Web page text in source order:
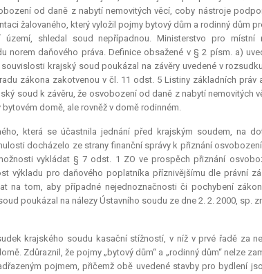
od daně z nabytí nemovitých věcí, coby nástroje
žalovaného, který vyložil pojmy bytový dům a rodinný dům
území, shledal soud nepřípadnou. Ministerstvo pro
norem daňového práva. Definice obsažené v § 2 písm. a)
krajský soud poukázal na závěry uvedené v
zákona zakotvenou v čl. 11 odst. 5 Listiny základních
soud k závěru, že osvobození od daně z nabytí nemovitých
domě, ale rovněž v domě rodinném.
která se účastnila jednání před krajským soudem, na
docházelo ze strany finanční správy k přiznání
vykládat § 7 odst. 1 ZO ve prospěch přiznání
výkladu pro daňového poplatníka příznivějšímu dle právní
na tom, aby případné nejednoznačnosti či pochybení
poukázal na nálezy Ústavního soudu ze dne 2. 2. 2000, sp.
krajského soudu kasační stížností, v níž v prvé řadě za
Zdůraznil, že pojmy „bytový dům“ a „rodinný dům“ nelze
pojmem, přičemž obě uvedené stavby pro bydlení